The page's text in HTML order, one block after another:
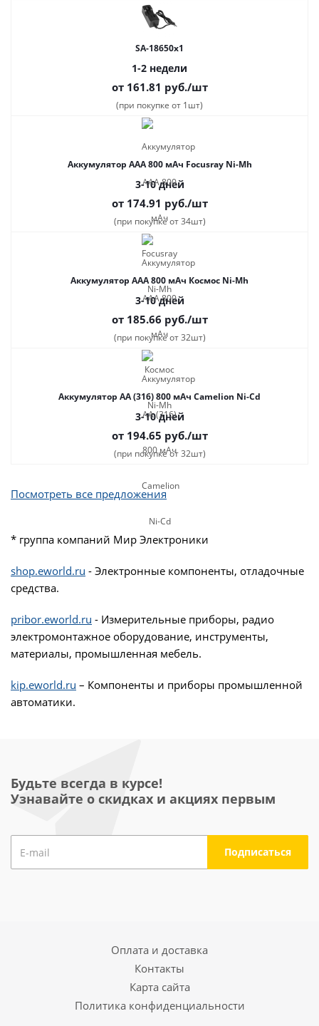
SA-18650x1
1-2 недели
от 161.81 руб./шт
(при покупке от 1шт)
Аккумулятор ААА 800 мАч Focusray Ni-Mh
3-10 дней
от 174.91 руб./шт
(при покупке от 34шт)
Аккумулятор ААА 800 мАч Космос Ni-Mh
3-10 дней
от 185.66 руб./шт
(при покупке от 32шт)
Аккумулятор AA (316) 800 мАч Camelion Ni-Cd
3-10 дней
от 194.65 руб./шт
(при покупке от 32шт)
Посмотреть все предложения
* группа компаний Мир Электроники
shop.eworld.ru - Электронные компоненты, отладочные
средства.
pribor.eworld.ru - Измерительные приборы, радио
электромонтажное оборудование, инструменты,
материалы, промышленная мебель.
kip.eworld.ru – Компоненты и приборы промышленной
автоматики.
Будьте всегда в курсе!
Узнавайте о скидках и акциях первым
Оплата и доставка
Контакты
Карта сайта
Политика конфиденциальности